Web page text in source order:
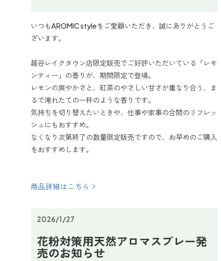
いつもAROMIC styleをご愛顧いただき、誠にありがとうご
ざいます。
越谷レイクタウン店限定販売でご好評いただいている「レモ
ンティー」の香りが、期間限定で登場。
レモンの爽やかさと、紅茶のやさしい甘さが重なり合う、ま
るで淹れたての一杯のような香りです。
気持ちを切り替えたいときや、仕事や家事の合間のリフレッ
シュにもおすすめ。
なくなり次第終了の数量限定販売ですので、お早めのご購入
をおすすめします。
商品詳細はこちら
2026/1/27
花粉対策用天然アロマスプレー発
売のお知らせ